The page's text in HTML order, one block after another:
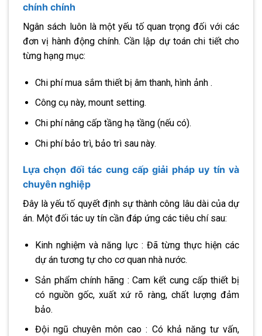
chính chính
Ngân sách luôn là một yếu tố quan trọng đối với các
đơn vị hành động chính. Cần lập dự toán chi tiết cho
từng hạng mục:
Chi phí mua sắm thiết bị âm thanh, hình ảnh .
Công cụ này, mount setting.
Chi phí nâng cấp tầng hạ tầng (nếu có).
Chi phí bảo trì, bảo trì sau này.
Lựa chọn đối tác cung cấp giải pháp uy tín và
chuyên nghiệp
Đây là yếu tố quyết định sự thành công lâu dài của dự
án. Một đối tác uy tín cần đáp ứng các tiêu chí sau:
Kinh nghiệm và năng lực : Đã từng thực hiện các
dự án tương tự cho cơ quan nhà nước.
Sản phẩm chính hãng : Cam kết cung cấp thiết bị
có nguồn gốc, xuất xứ rõ ràng, chất lượng đảm
bảo.
Đội ngũ chuyên môn cao : Có khả năng tư vấn,